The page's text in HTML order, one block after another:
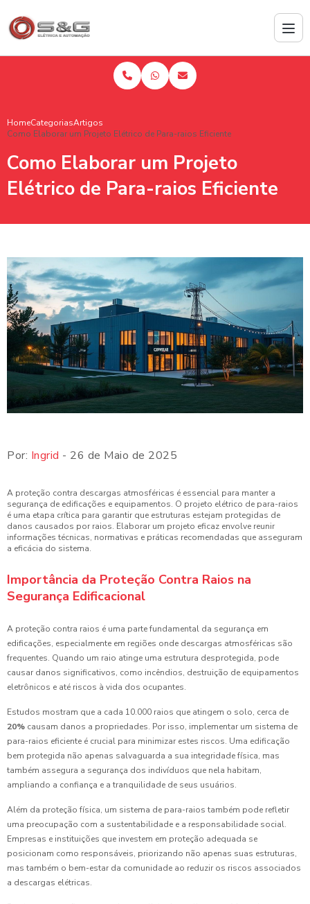
HomeCategoriasArtigos
Como Elaborar um Projeto Elétrico de Para-raios Eficiente
Como Elaborar um Projeto
Elétrico de Para-raios Eficiente
Por: Ingrid - 26 de Maio de 2025
A proteção contra descargas atmosféricas é essencial para manter a
segurança de edificações e equipamentos. O projeto elétrico de para-raios
é uma etapa crítica para garantir que estruturas estejam protegidas de
danos causados por raios. Elaborar um projeto eficaz envolve reunir
informações técnicas, normativas e práticas recomendadas que asseguram
a eficácia do sistema.
Importância da Proteção Contra Raios na
Segurança Edificacional
A proteção contra raios é uma parte fundamental da segurança em
edificações, especialmente em regiões onde descargas atmosféricas são
frequentes. Quando um raio atinge uma estrutura desprotegida, pode
causar danos significativos, como incêndios, destruição de equipamentos
eletrônicos e até riscos à vida dos ocupantes.
Estudos mostram que a cada 10.000 raios que atingem o solo, cerca de
20% causam danos a propriedades. Por isso, implementar um sistema de
para-raios eficiente é crucial para minimizar estes riscos. Uma edificação
bem protegida não apenas salvaguarda a sua integridade física, mas
também assegura a segurança dos indivíduos que nela habitam,
ampliando a confiança e a tranquilidade de seus usuários.
Além da proteção física, um sistema de para-raios também pode refletir
uma preocupação com a sustentabilidade e a responsabilidade social.
Empresas e instituições que investem em proteção adequada se
posicionam como responsáveis, priorizando não apenas suas estruturas,
mas também o bem-estar da comunidade ao reduzir os riscos associados
a descargas elétricas.